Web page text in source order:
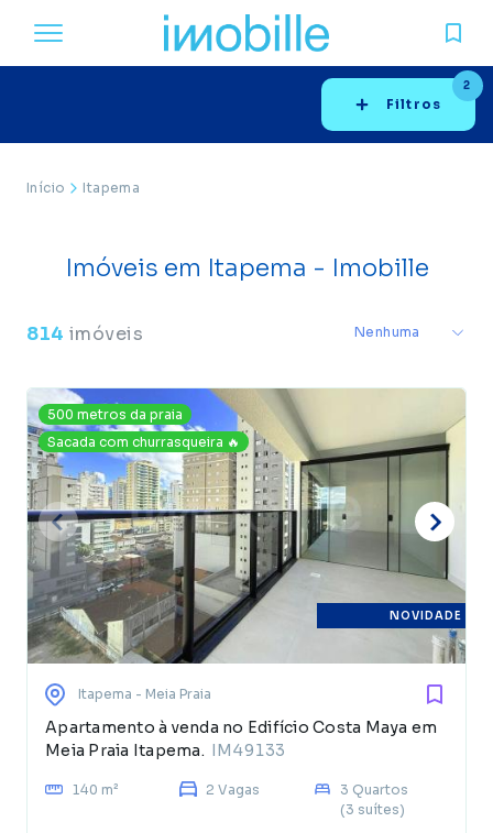
2
Filtros
Início Itapema
Imóveis em Itapema - Imobille
814 imóveis
500 metros da praia
Sacada com churrasqueira 🔥
NOVIDADE
Itapema - Meia Praia
Apartamento à venda no Edifício Costa Maya em
Meia Praia Itapema. IM49133
140 m² 2 Vagas
3 Quartos
(3 suítes)